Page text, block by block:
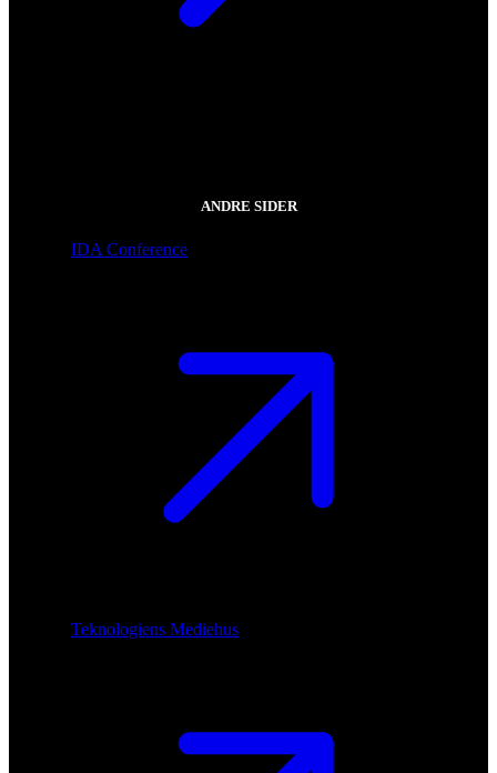
ANDRE SIDER
IDA Conference
Teknologiens Mediehus